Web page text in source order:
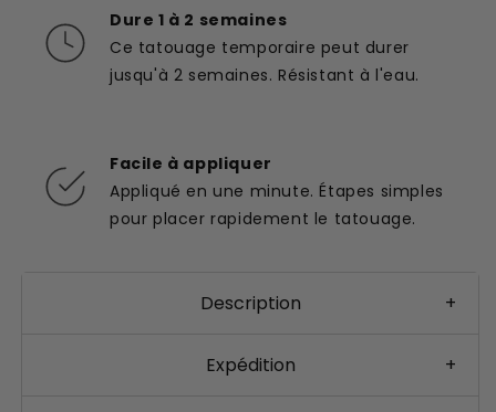
Dure 1 à 2 semaines
Ce tatouage temporaire peut durer
jusqu'à 2 semaines. Résistant à l'eau.
Facile à appliquer
Appliqué en une minute. Étapes simples
pour placer rapidement le tatouage.
Description +
Expédition +